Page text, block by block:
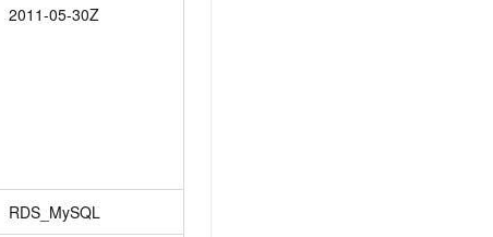
2011-05-30Z
RDS_MySQL